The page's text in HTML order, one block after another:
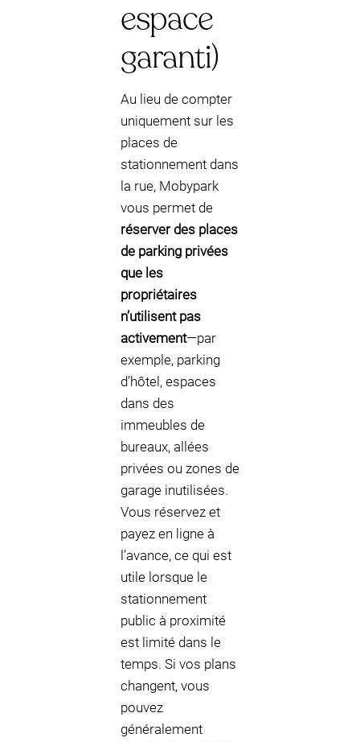
espace
garanti)
Au lieu de compter
uniquement sur les
places de
stationnement dans
la rue, Mobypark
vous permet de
réserver des places
de parking privées
que les
propriétaires
n’utilisent pas
activement—par
exemple, parking
d’hôtel, espaces
dans des
immeubles de
bureaux, allées
privées ou zones de
garage inutilisées.
Vous réservez et
payez en ligne à
l’avance, ce qui est
utile lorsque le
stationnement
public à proximité
est limité dans le
temps. Si vos plans
changent, vous
pouvez
généralement